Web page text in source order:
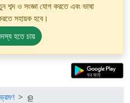
ও সংজ্ঞা যোগ করতে এবং ভাষা
সহায়ক হবে।
হতে চায়
ভ্রমণ ള